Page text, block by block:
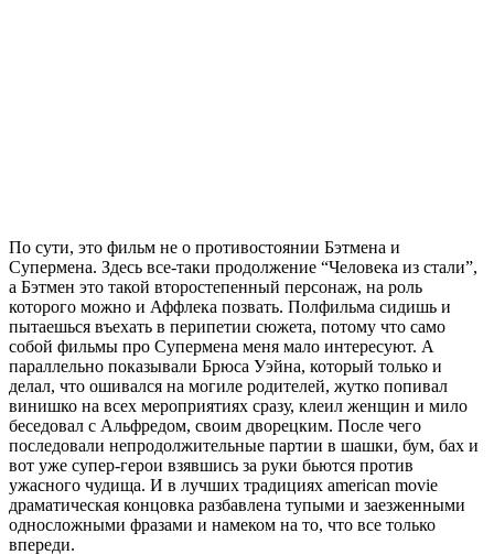
По сути, это фильм не о противостоянии Бэтмена и
Супермена. Здесь все-таки продолжение “Человека из стали”,
а Бэтмен это такой второстепенный персонаж, на роль
которого можно и Аффлека позвать. Полфильма сидишь и
пытаешься въехать в перипетии сюжета, потому что само
собой фильмы про Супермена меня мало интересуют. А
параллельно показывали Брюса Уэйна, который только и
делал, что ошивался на могиле родителей, жутко попивал
винишко на всех мероприятиях сразу, клеил женщин и мило
беседовал с Альфредом, своим дворецким. После чего
последовали непродолжительные партии в шашки, бум, бах и
вот уже супер-герои взявшись за руки бьются против
ужасного чудища. И в лучших традициях american movie
драматическая концовка разбавлена тупыми и заезженными
односложными фразами и намеком на то, что все только
впереди.